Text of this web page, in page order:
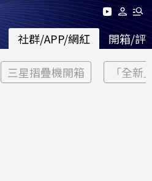
社群/APP/網紅 開箱/評
三星摺疊機開箱 「全新